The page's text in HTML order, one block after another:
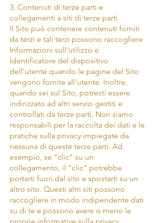
3. Contenuti di terze parti e
collegamenti a siti di terze parti
Il Sito può contenere contenuti forniti
da terzi e tali terzi possono raccogliere
Informazioni sull'utilizzo e
Identificatore del dispositivo
dell'utente quando le pagine del Sito
vengono fornite all'utente. Inoltre,
quando sei sul Sito, potresti essere
indirizzato ad altri servizi gestiti e
controllati da terze parti. Non siamo
responsabili per la raccolta dei dati e le
pratiche sulla privacy impiegate da
nessuna di queste terze parti. Ad
esempio, se "clic" su un
collegamento, il "clic" potrebbe
portarti fuori dal sito e spostarti su un
altro sito. Questi altri siti possono
raccogliere in modo indipendente dati
su di te e possono avere o meno le